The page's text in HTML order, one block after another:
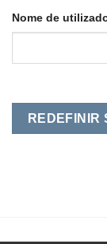
Nome de
REDEFINIR